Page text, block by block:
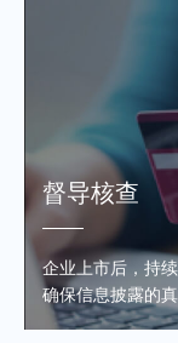
督导核查
企业上市后，持
确保信息披露的